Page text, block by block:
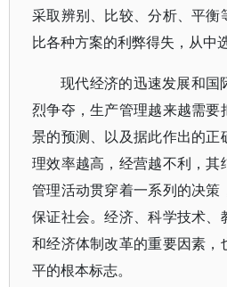
采取辨别、比较、分析、平衡
比各种方案的利弊得失，从中
现代经济的迅速发展和国
烈争夺，生产管理越来越需要
景的预测、以及据此作出的正
理效率越高，经营越不利，其
管理活动贯穿着一系列的决策
保证社会。经济、科学技术、
和经济体制改革的重要因素，
平的根本标志。